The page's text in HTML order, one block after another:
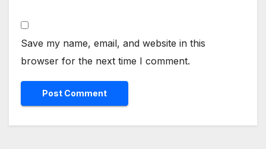
Save my name, email, and website in this
browser for the next time I comment.